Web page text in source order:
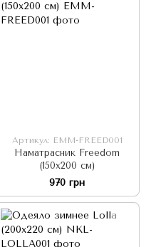
Артикул: EMM-FREED001
Наматрасник Freedom
(150x200 см)
970 грн